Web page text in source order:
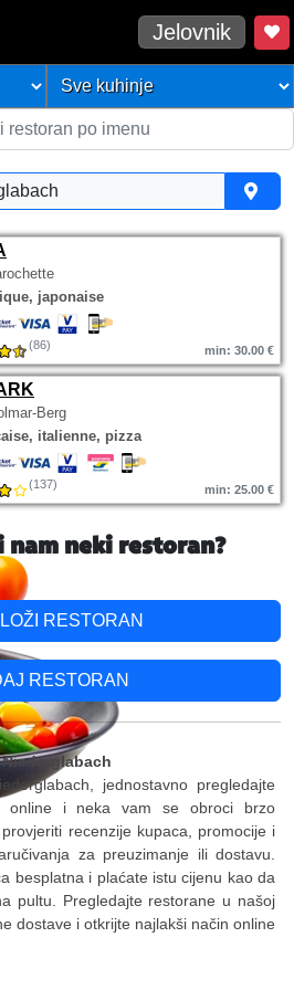
Jelovnik
japonaise
(86) min: 30.00 €
Berg
italienne, pizza
(137) min: 25.00 €
nam neki restoran?
RESTORAN
RESTORAN
jednostavno pregledajte
online i neka vam se obroci brzo
recenzije kupaca, promocije i
za preuzimanje ili dostavu.
besplatna i plaćate istu cijenu kao da
pultu. Pregledajte restorane u našoj
dostave i otkrijte najlakši način online